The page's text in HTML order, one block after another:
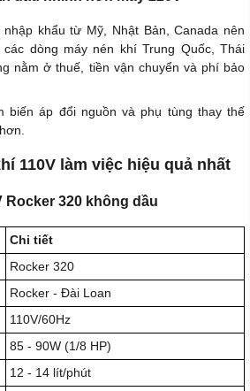
khẩu từ Mỹ, Nhật Bản, Canada nên
dòng máy nén khí Trung Quốc, Thái
nằm ở thuế, tiền vận chuyển và phí bảo
biến áp đổi nguồn và phụ tùng thay thế
110V làm việc hiệu quả nhất
Rocker 320 không dầu
Chi tiết
Rocker 320
Rocker - Đài Loan
110V/60Hz
85 - 90W (1/8 HP)
12 - 14 lít/phút